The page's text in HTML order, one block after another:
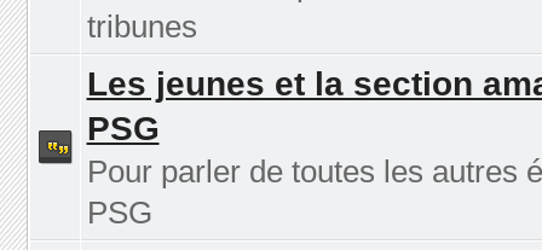
tribunes
Les jeunes et la section
PSG
Pour parler de toutes les autres
PSG